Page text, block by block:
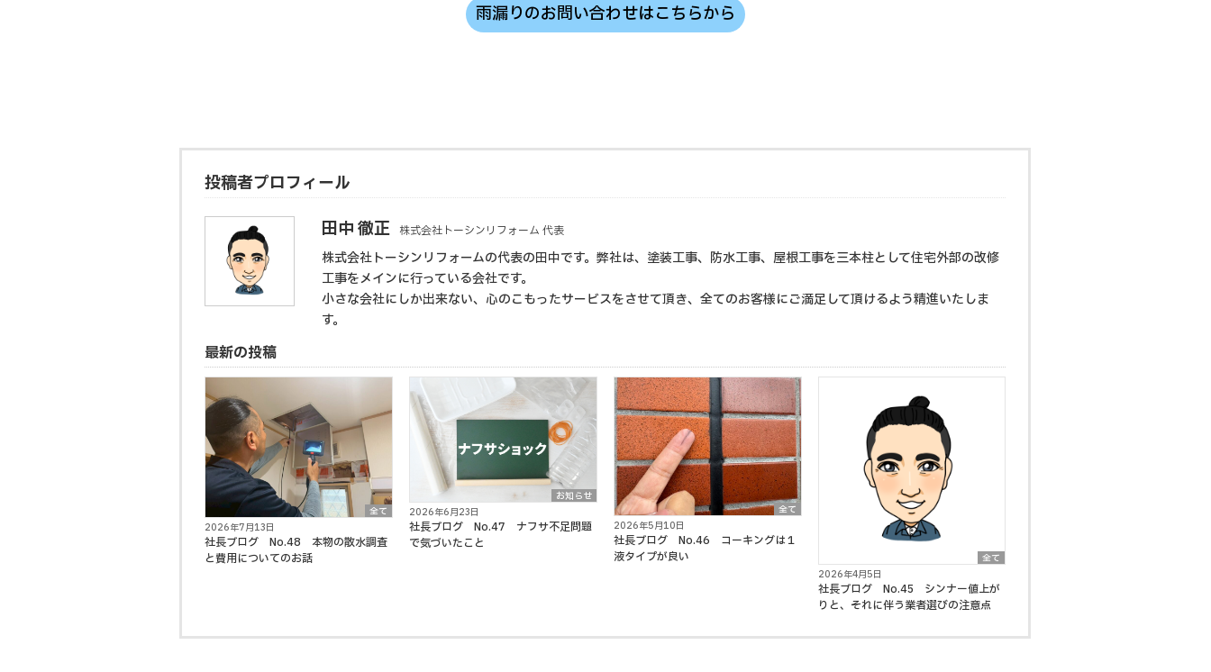
雨漏りのお問い合わせはこちらから
投稿者プロフィール
田中 徹正
株式会社トーシンリフォーム 代表
株式会社トーシンリフォームの代表の田中です。弊社は、塗装工事、防水工事、屋根工事を三本柱として住宅外部の改修
工事をメインに行っている会社です。
小さな会社にしか出来ない、心のこもったサービスをさせて頂き、全てのお客様にご満足して頂けるよう精進いたしま
す。
最新の投稿
全て
2026年7月13日
社長ブログ No.48 本物の散水調査
と費用についてのお話
お知らせ
2026年6月23日
社長ブログ No.47 ナフサ不足問題
で気づいたこと
全て
2026年5月10日
社長ブログ No.46 コーキングは１
液タイプが良い
全て
2026年4月5日
社長ブログ No.45 シンナー値上が
りと、それに伴う業者選びの注意点